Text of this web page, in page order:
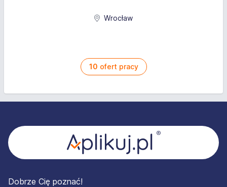
Wrocław
10 ofert pracy
Dobrze Cię poznać!